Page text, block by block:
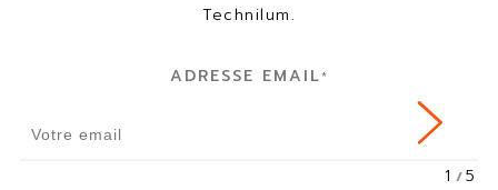
Technilum.
ADRESSE EMAIL*
1 5